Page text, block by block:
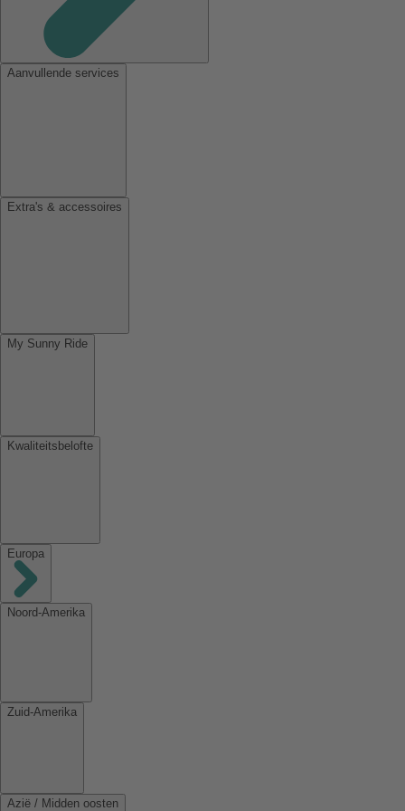
Aanvullende services
Extra's & accessoires
My Sunny Ride
Kwaliteitsbelofte
Europa
Noord-Amerika
Zuid-Amerika
Azië / Midden oosten